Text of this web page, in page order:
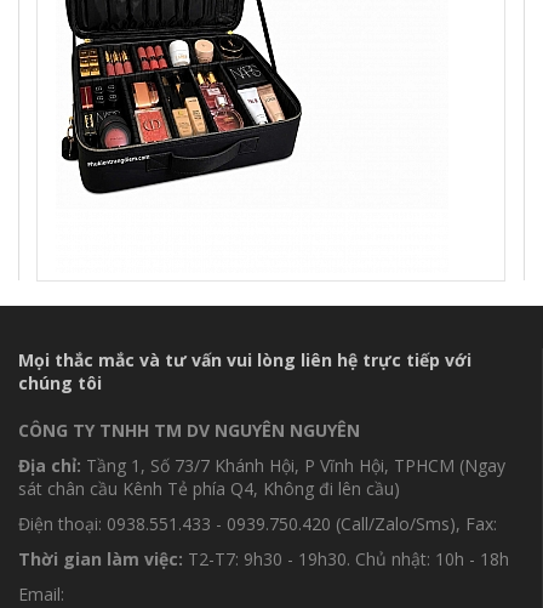
Mọi thắc mắc và tư vấn vui lòng liên hệ trực tiếp với
chúng tôi
CÔNG TY TNHH TM DV NGUYÊN NGUYÊN
Địa chỉ: Tầng 1, Số 73/7 Khánh Hội, P Vĩnh Hội, TPHCM (Ngay
sát chân cầu Kênh Tẻ phía Q4, Không đi lên cầu)
Điện thoại: 0938.551.433 - 0939.750.420 (Call/Zalo/Sms), Fax:
Thời gian làm việc: T2-T7: 9h30 - 19h30. Chủ nhật: 10h - 18h
Email: